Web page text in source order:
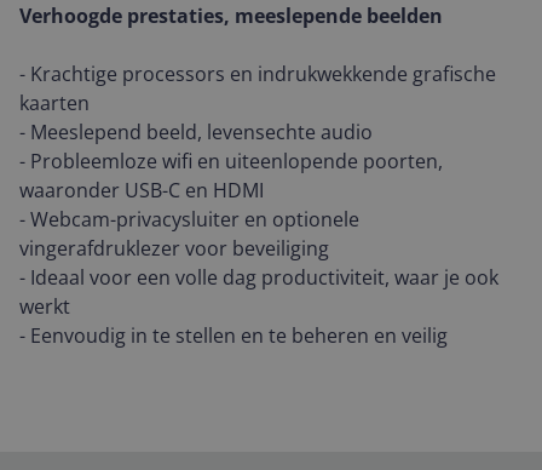
Verhoogde prestaties, meeslepende beelden
- Krachtige processors en indrukwekkende grafische
kaarten
- Meeslepend beeld, levensechte audio
- Probleemloze wifi en uiteenlopende poorten,
waaronder USB-C en HDMI
- Webcam-privacysluiter en optionele
vingerafdruklezer voor beveiliging
- Ideaal voor een volle dag productiviteit, waar je ook
werkt
- Eenvoudig in te stellen en te beheren en veilig